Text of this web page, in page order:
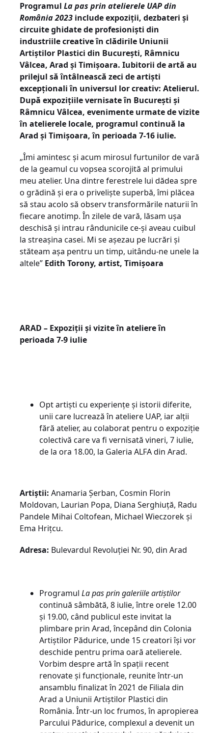
Programul La pas prin atelierele UAP din
România 2023 include expoziții, dezbateri și
circuite ghidate de profesioniști din
industriile creative în clădirile Uniunii
Artiștilor Plastici din București, Râmnicu
Vâlcea, Arad și Timișoara. Iubitorii de artă au
prilejul să întâlnească zeci de artiști
excepționali în universul lor creativ: Atelierul.
După expozițiile vernisate în București și
Râmnicu Vâlcea, evenimente urmate de vizite
în atelierele locale, programul continuă la
Arad și Timișoara, în perioada 7-16 iulie.
„Îmi amintesc și acum mirosul furtunilor de vară
de la geamul cu vopsea scorojită al primului
meu atelier. Una dintre ferestrele lui dădea spre
o grădină și era o priveliște superbă, îmi plăcea
să stau acolo să observ transformările naturii în
fiecare anotimp. În zilele de vară, lăsam ușa
deschisă și intrau rândunicile ce-și aveau cuibul
la streașina casei. Mi se așezau pe lucrări și
stăteam așa pentru un timp, uitându-ne unele la
altele” Edith Torony, artist, Timișoara
ARAD – Expoziții și vizite în ateliere în
perioada 7-9 iulie
Opt artiști cu experiențe și istorii diferite,
unii care lucrează în ateliere UAP, iar alții
fără atelier, au colaborat pentru o expoziție
colectivă care va fi vernisată vineri, 7 iulie,
de la ora 18.00, la Galeria ALFA din Arad.
Artiștii: Anamaria Șerban, Cosmin Florin
Moldovan, Laurian Popa, Diana Serghiuță, Radu
Pandele Mihai Coltofean, Michael Wieczorek și
Ema Hrițcu.
Adresa: Bulevardul Revoluţiei Nr. 90, din Arad
Programul La pas prin galeriile artiștilor
continuă sâmbătă, 8 iulie, între orele 12.00
și 19.00, când publicul este invitat la
plimbare prin Arad, începând din Colonia
Artiștilor Pădurice, unde 15 creatori își vor
deschide pentru prima oară atelierele.
Vorbim despre artă în spații recent
renovate și funcționale, reunite într-un
ansamblu finalizat în 2021 de Filiala din
Arad a Uniunii Artiștilor Plastici din
România. Într-un loc frumos, în apropierea
Parcului Pădurice, complexul a devenit un